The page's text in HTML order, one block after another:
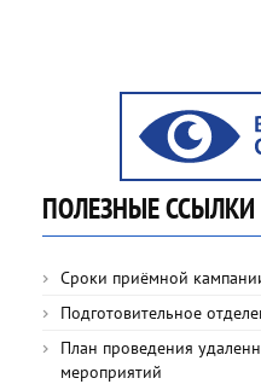
ПОЛЕЗНЫЕ ССЫЛКИ
Сроки приёмной
Подготовительное
План проведения
мероприятий